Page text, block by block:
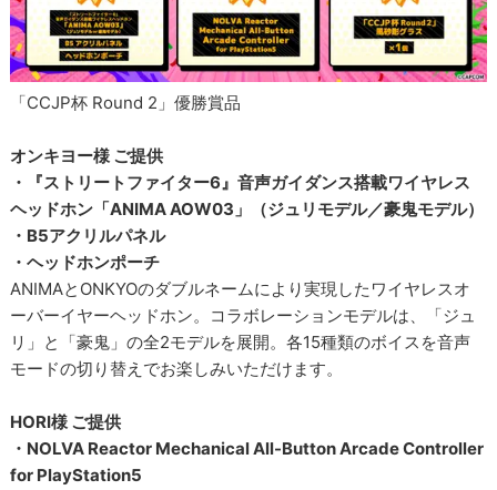
「CCJP杯 Round 2」優勝賞品
オンキヨー様 ご提供
・『ストリートファイター6』音声ガイダンス搭載ワイヤレス
ヘッドホン「ANIMA AOW03」（ジュリモデル／豪鬼モデル）
・B5アクリルパネル
・ヘッドホンポーチ
ANIMAとONKYOのダブルネームにより実現したワイヤレスオ
ーバーイヤーヘッドホン。コラボレーションモデルは、「ジュ
リ」と「豪鬼」の全2モデルを展開。各15種類のボイスを音声
モードの切り替えでお楽しみいただけます。
HORI様 ご提供
・NOLVA Reactor Mechanical All-Button Arcade Controller
for PlayStation5